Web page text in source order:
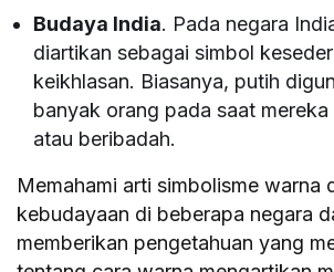
Budaya India. Pada negara
diartikan sebagai simbol
keikhlasan. Biasanya, putih
banyak orang pada saat
atau beribadah.
Memahami arti simbolisme warna
kebudayaan di beberapa negara
memberikan pengetahuan yang